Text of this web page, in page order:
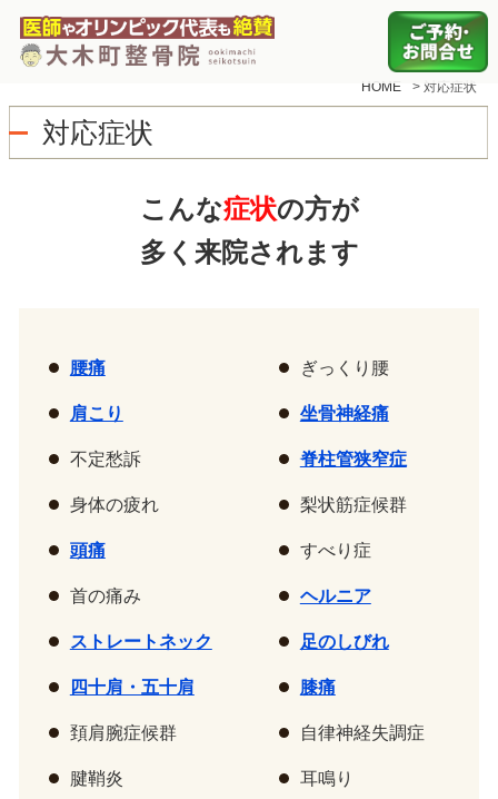
HOME > 対応症状
対応症状
こんな症状の方が
多く来院されます
腰痛
肩こり
不定愁訴
身体の疲れ
頭痛
首の痛み
ストレートネック
四十肩・五十肩
頚肩腕症候群
腱鞘炎
ぎっくり腰
坐骨神経痛
脊柱管狭窄症
梨状筋症候群
すべり症
ヘルニア
足のしびれ
膝痛
自律神経失調症
耳鳴り